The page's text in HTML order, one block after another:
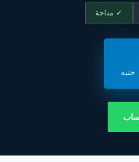
✓ متاحة
جنيه